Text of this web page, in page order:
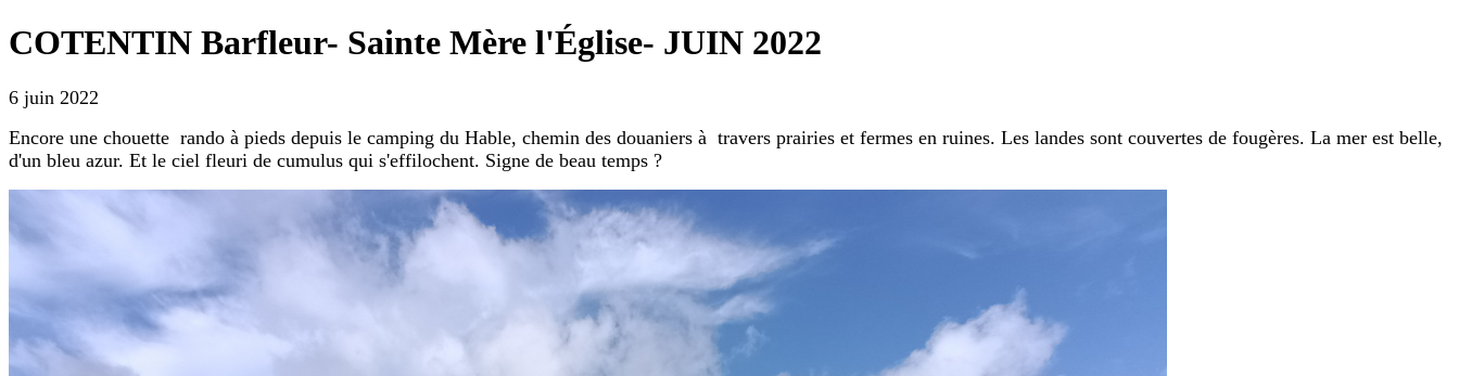
COTENTIN Barfleur- Sainte Mère l'Église- JUIN 2022
6 juin 2022
Encore une chouette rando à pieds depuis le camping du Hable, chemin des douaniers à travers prairies et fermes en ruines. Les landes sont couvertes de fougères. La mer est belle,
d'un bleu azur. Et le ciel fleuri de cumulus qui s'effilochent. Signe de beau temps ?